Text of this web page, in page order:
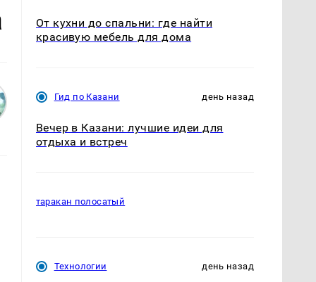
От кухни до спальни: где найти
красивую мебель для дома
Гид по Казани день назад
Вечер в Казани: лучшие идеи для
отдыха и встреч
таракан полосатый
Технологии день назад